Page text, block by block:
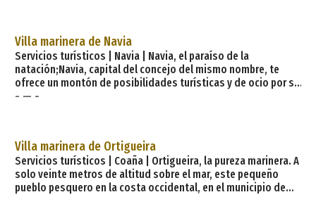
las residencias de a
Villa marinera de Navia
Servicios turísticos | Navia | Navia, el paraíso de la
natación;Navia, capital del concejo del mismo nombre, te
ofrece un montón de posibilidades turísticas y de ocio por su
rico patrimonio monumental, etnográfico, artístico y por su
destacado astill
- — -
Villa marinera de Ortigueira
Servicios turísticos | Coaña | Ortigueira, la pureza marinera. A
solo veinte metros de altitud sobre el mar, este pequeño
pueblo pesquero en la costa occidental, en el municipio de